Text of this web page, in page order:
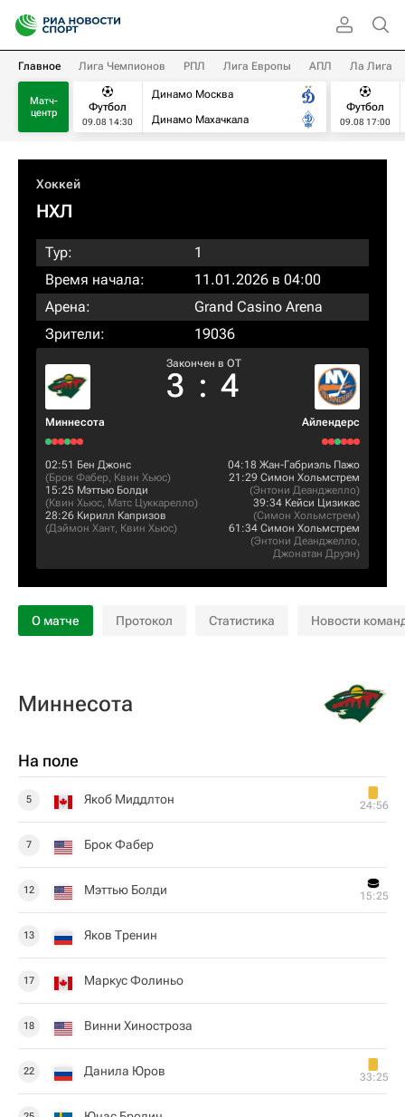
Главное Лига Чемпионов РПЛ Лига Европы АПЛ Ла Лига
Матч-
центр
Футбол
09.08 14:30
Динамо Москва
Динамо Махачкала
Футбол
09.08 17:00
Хоккей
НХЛ
Тур:
1
Время начала:
11.01.2026 в 04:00
Арена:
Grand Casino Arena
Зрители:
19036
Миннесота
Закончен в OT
3 : 4
Айлендерс
02:51 Бен Джонс
(Брок Фабер, Квин Хьюс)
15:25 Мэттью Болди
(Квин Хьюс, Матс Цуккарелло)
28:26 Кирилл Капризов
(Дэймон Хант, Квин Хьюс)
04:18 Жан-Габриэль Пажо
21:29 Симон Хольмстрем
(Энтони Деанджелло)
39:34 Кейси Цизикас
(Симон Хольмстрем)
61:34 Симон Хольмстрем
(Энтони Деанджелло,
Джонатан Друэн)
О матче Протокол Статистика Новости
Миннесота
На поле
5 Якоб Миддлтон 24:56
7 Брок Фабер
12 Мэттью Болди 15:25
13 Яков Тренин
17 Маркус Фолиньо
18 Винни Хиностроза
22 Данила Юров 33:25